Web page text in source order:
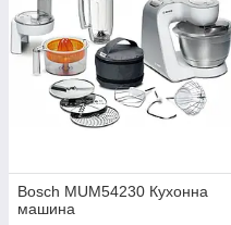
Bosch MUM54230 Кухонна
машина